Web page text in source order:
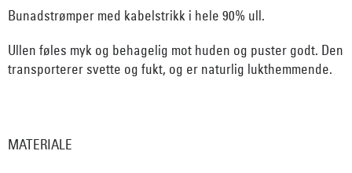
Bunadstrømper med kabelstrikk i hele 90% ull.
Ullen føles myk og behagelig mot huden og puster godt. Den
transporterer svette og fukt, og er naturlig lukthemmende.
MATERIALE